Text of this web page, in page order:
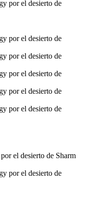
el desierto de Sharm